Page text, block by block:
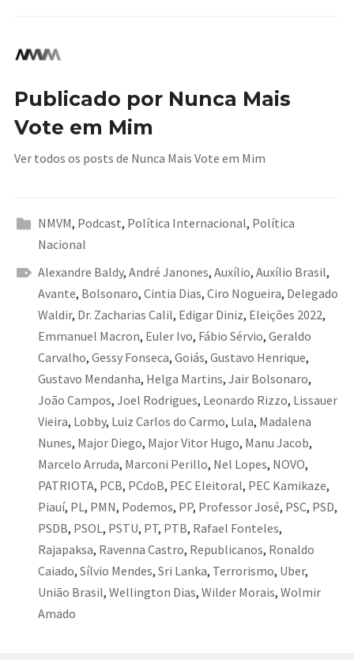
Publicado por Nunca Mais
Vote em Mim
Ver todos os posts de Nunca Mais Vote em Mim
NMVM, Podcast, Política Internacional, Política
Nacional
Alexandre Baldy, André Janones, Auxílio, Auxílio Brasil,
Avante, Bolsonaro, Cintia Dias, Ciro Nogueira, Delegado
Waldir, Dr. Zacharias Calil, Edigar Diniz, Eleições 2022,
Emmanuel Macron, Euler Ivo, Fábio Sérvio, Geraldo
Carvalho, Gessy Fonseca, Goiás, Gustavo Henrique,
Gustavo Mendanha, Helga Martins, Jair Bolsonaro,
João Campos, Joel Rodrigues, Leonardo Rizzo, Lissauer
Vieira, Lobby, Luiz Carlos do Carmo, Lula, Madalena
Nunes, Major Diego, Major Vitor Hugo, Manu Jacob,
Marcelo Arruda, Marconi Perillo, Nel Lopes, NOVO,
PATRIOTA, PCB, PCdoB, PEC Eleitoral, PEC Kamikaze,
Piauí, PL , PMN, Podemos, PP, Professor José, PSC, PSD,
PSDB, PSOL , PSTU, PT, PTB, Rafael Fonteles,
Rajapaksa, Ravenna Castro, Republicanos, Ronaldo
Caiado, Sílvio Mendes, Sri Lanka, Terrorismo, Uber,
União Brasil, Wellington Dias, Wilder Morais, Wolmir
Amado